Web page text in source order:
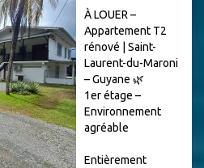
À LOUER –
Appartement T2
rénové | Saint-
Laurent-du-Maroni
– Guyane 🌿
1er étage –
Environnement
agréable
Entièrement